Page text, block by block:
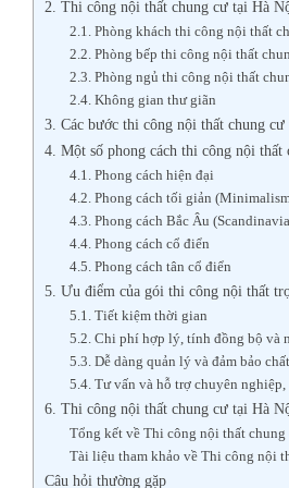
2. Thi công nội thất chung cư tại Hà
2.1. Phòng khách thi công nội thất
2.2. Phòng bếp thi công nội thất
2.3. Phòng ngủ thi công nội thất
2.4. Không gian thư giãn
3. Các bước thi công nội thất chung
4. Một số phong cách thi công nội thất
4.1. Phong cách hiện đại
4.2. Phong cách tối giản
4.3. Phong cách Bắc Âu
4.4. Phong cách cổ điển
4.5. Phong cách tân cổ điển
5. Ưu điểm của gói thi công nội thất
5.1. Tiết kiệm thời gian
5.2. Chi phí hợp lý, tính đồng bộ và
5.3. Dễ dàng quản lý và đảm bảo
5.4. Tư vấn và hỗ trợ chuyên
6. Thi công nội thất chung cư tại Hà
Tổng kết về Thi công nội thất chung
Tài liệu tham khảo về Thi công nội
Câu hỏi thường gặp